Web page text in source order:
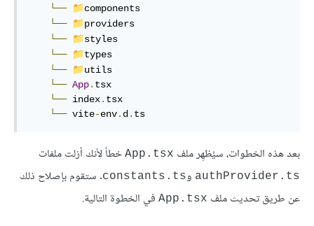
└──
📁components
└──
📁providers
└──
📁styles
└──
📁types
└──
📁utils
└── App. tsx
└── index. tsx
└── vite-env. d. ts
بعد هذه الخطوات، سيُظهِر ملف App.tsx خطأ لأنك أزلت ملفات
authProvider.ts وconstants.ts. ستقوم بإصلاح ذلك
عن طريق تحديث ملف App.tsx في الخطوة التالية.